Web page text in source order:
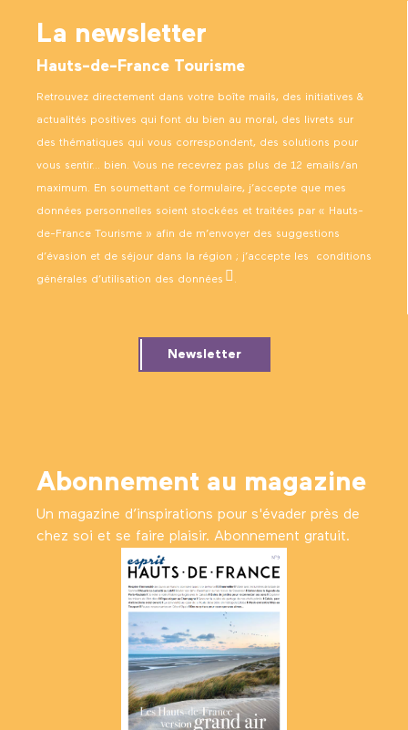
La newsletter
Hauts-de-France Tourisme
Retrouvez directement dans votre boîte mails, des initiatives &
actualités positives qui font du bien au moral, des livrets sur
des thématiques qui vous correspondent, des solutions pour
vous sentir… bien. Vous ne recevrez pas plus de 12 emails/an
maximum. En soumettant ce formulaire, j’accepte que mes
données personnelles soient stockées et traitées par « Hauts-
de-France Tourisme » afin de m’envoyer des suggestions
d’évasion et de séjour dans la région ; j’accepte les conditions
générales d’utilisation des données .
Newsletter
Abonnement au magazine
Un magazine d’inspirations pour s'évader près de
chez soi et se faire plaisir. Abonnement gratuit.